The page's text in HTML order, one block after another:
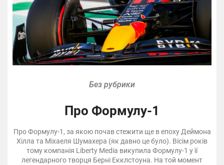
Без рубрики
Про Формулу-1
Про Формулу-1, за якою почав стежити ще в епоху Деймона
Хілла та Міхаеля Шумахера (як давно це було). Вісім років
тому компанія Liberty Media викупила Формулу-1 у її
легендарного творця Берні Екклстоуна. На той момент